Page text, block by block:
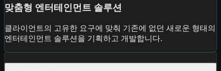
맞춤형 엔터테인먼트 솔루션
클라이언트의 고유한 요구에 맞춰 기존에 없던 새로운 형태의
엔터테인먼트 솔루션을 기획하고 개발합니다.